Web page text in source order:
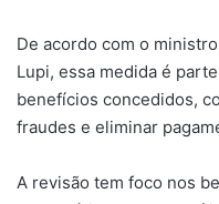
De acordo com o
Lupi, essa medida é
benefícios concedidos,
fraudes e eliminar
A revisão tem foco nos